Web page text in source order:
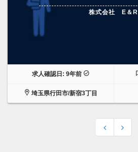
株式会社 E＆R
求人確認日: 9年前
埼玉県行田市/新宿3丁目